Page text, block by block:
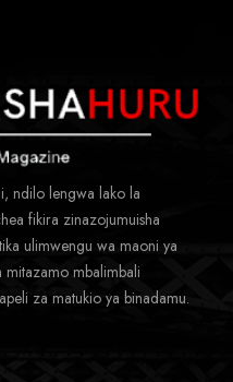
ndilo lengwa lako la
fikira zinazojumuisha
ulimwengu wa maoni ya
mitazamo mbalimbali
za matukio ya binadamu.